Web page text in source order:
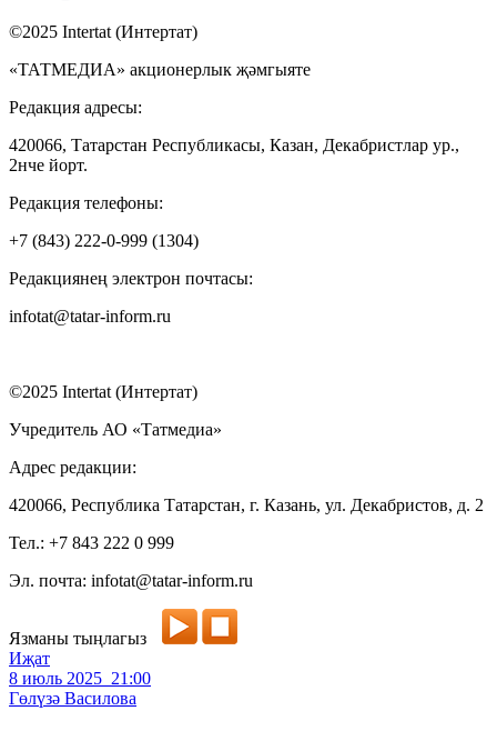
©2025 Intertat (Интертат)
«ТАТМЕДИА» акционерлык җәмгыяте
Редакция адресы:
420066, Татарстан Республикасы, Казан, Декабристлар ур.,
2нче йорт.
Редакция телефоны:
+7 (843) 222-0-999 (1304)
Редакциянең электрон почтасы:
infotat@tatar-inform.ru
©2025 Intertat (Интертат)
Учредитель АО «Татмедиа»
Адрес редакции:
420066, Республика Татарстан, г. Казань, ул. Декабристов, д. 2
Тел.: +7 843 222 0 999
Эл. почта: infotat@tatar-inform.ru
Язманы тыңлагыз
Иҗат
8 июль 2025 21:00
Гөлүзә Василова